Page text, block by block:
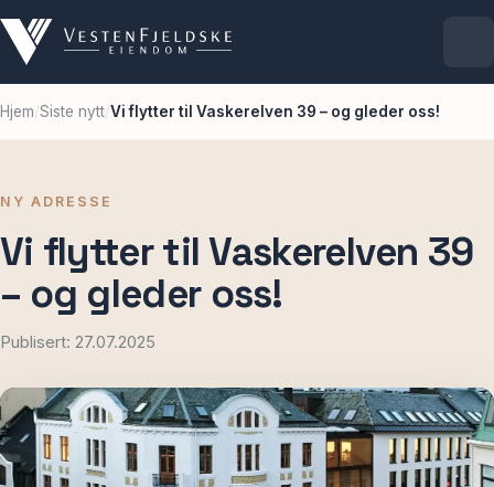
Eiendommer
Ledige lokaler
For leietakere
Aktuelt
Kontakt
Hjem/Siste nytt/Vi flytter til Vaskerelven 39 – og gleder oss!
NY ADRESSE
Vi flytter til Vaskerelven 39
– og gleder oss!
Publisert: 27.07.2025